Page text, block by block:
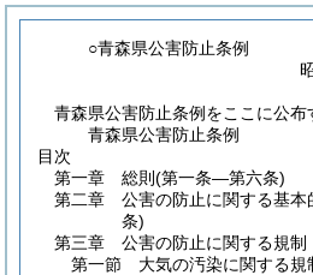
○青森県公害防止条例
青森県公害防止条例をここに公布
青森県公害防止条例
目次
第一章
総則 (第一条―第六条)
第二章
公害の防止に関する基本
条)
第三章
公害の防止に関する規制
第一節
大気の汚染に関する規